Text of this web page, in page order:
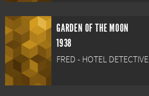
GARDEN OF THE MOON
1938
FRED - HOTEL DETECTIVE